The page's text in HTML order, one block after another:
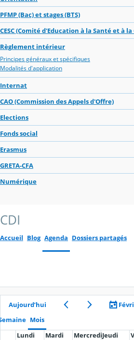
PFMP (Bac) et stages (BTS)
CESC (Comité d'Education à la Santé et à
Règlement intérieur
Principes généraux et spécifiques
Modalités d'application
Internat
CAO (Commission des Appels d'Offre)
Elections
Fonds social
Erasmus
GRETA-CFA
Numérique
CDI
Accueil Blog Agenda Dossiers partagés
Aujourd’hui
Mois
Lundi
Mardi MercrediJeudi